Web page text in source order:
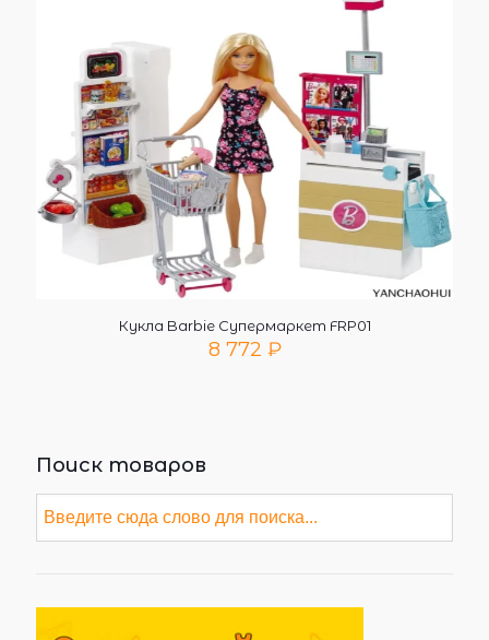
Кукла Barbie Супермаркет FRP01
8 772 ₽
Поиск товаров